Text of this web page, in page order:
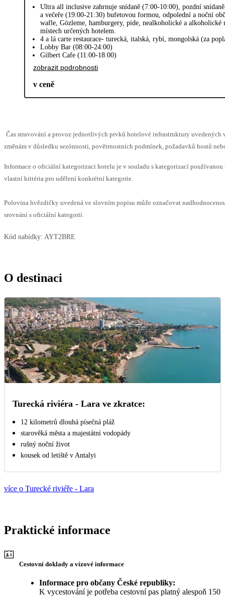
Ultra all inclusive zahrnuje snídaně (7:00-10:00), pozdní
a večeře (19:00-21:30) bufetovou formou, odpolední a noční
wafle, Gözleme, hamburgery, pide, nealkoholické a alkoholické
místech určených hotelem.
4 a lá carte restaurace- turecká, italská, rybí, mongolská (za
Lobby Bar (08:00-24:00)
Gilbert Cafe (11:00-18:00)
zobrazit podrobnosti
v ceně
Čas stravování a provoz jednotlivých prvků hotelové infrastruktury uvedených
změnám v důsledku sezónnosti, povětrnostních podmínek, požadavků hostů
Informace o oficiální kategorizaci hotelu je v souladu s kategorizací používanou
vlastní kritéria pro udělení konkrétní kategorie.
Polovina hvězdičky uvedená ve slovním popisu může označovat
srovnání s oficiální kategorií.
Kód nabídky: AYT2BRE
O destinaci
Turecká riviéra - Lara ve zkratce:
12 kilometrů dlouhá písečná pláž
starověká města a majestátní vodopády
rušný noční život
kousek od letiště v Antalyi
více o Turecké riviéře - Lara
Praktické informace
Cestovní doklady a vízové informace
Informace pro občany České republiky:
K vycestování je potřeba cestovní pas platný alespoň 150